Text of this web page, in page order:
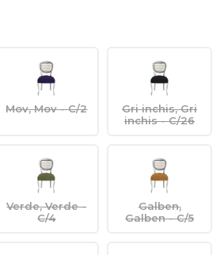
Mov, Mov - C/2
Gri inchis, Gri
inchis - C/26
Verde, Verde -
C/4
Galben,
Galben - C/5